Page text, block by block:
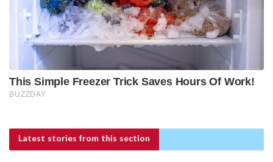
Latest stories from this section